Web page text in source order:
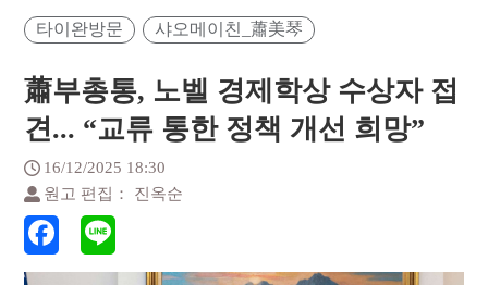
타이완방문 샤오메이친_蕭美琴
蕭부총통, 노벨 경제학상 수상자 접
견... “교류 통한 정책 개선 희망”
16/12/2025 18:30
원고 편집： 진옥순